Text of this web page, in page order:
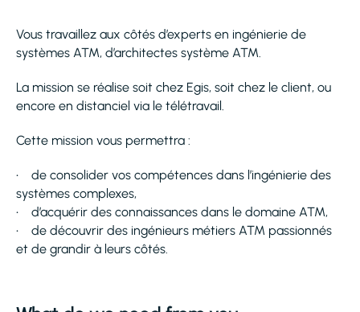
Vous travaillez aux côtés d’experts en ingénierie de
systèmes ATM, d’architectes système ATM.
La mission se réalise soit chez Egis, soit chez le client, ou
encore en distanciel via le télétravail.
Cette mission vous permettra :
• de consolider vos compétences dans l’ingénierie des
systèmes complexes,
• d’acquérir des connaissances dans le domaine ATM,
• de découvrir des ingénieurs métiers ATM passionnés
et de grandir à leurs côtés.